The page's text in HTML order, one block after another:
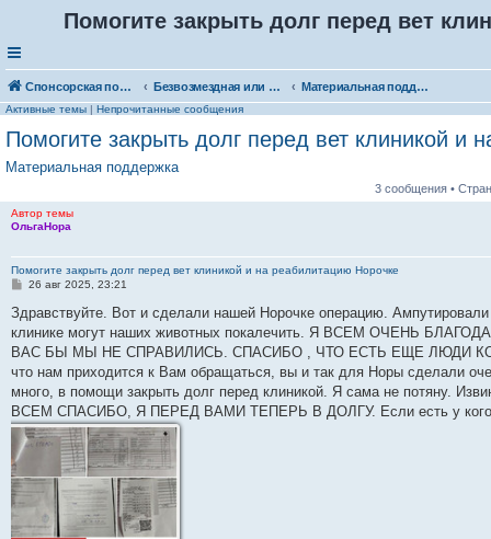
Помогите закрыть долг перед вет
Спонсорская помощь. Выберите рубрику для объявления Безвозмездная или условно-безвозмездная помощь Материальная поддержка
Активные темы | Непрочитанные сообщения
Помогите закрыть долг перед вет клиникой и
Материальная поддержка
3 сообщения •
Автор темы
ОльгаНора
Помогите закрыть долг перед вет клиникой и на реабилитацию Норочке
С
о
б
щ
е
и
е
26 авг 2025, 23:21
Здравствуйте. Вот и сделали нашей Норочке операцию.
клинике могут наших животных покалечить. Я ВСЕМ ОЧЕНЬ
ВАС БЫ МЫ НЕ СПРАВИЛИСЬ. СПАСИБО , ЧТО ЕСТЬ ЕЩЕ ЛЮДИ
что нам приходится к Вам обращаться, вы и так для Норы сделали
много, в помощи закрыть долг перед клиникой. Я сама не потяну.
ВСЕМ СПАСИБО, Я ПЕРЕД ВАМИ ТЕПЕРЬ В ДОЛГУ. Если есть у кого